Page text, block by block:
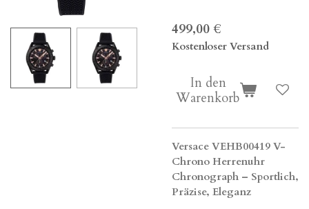
499,00 €
Kostenloser Versand
In den
Warenkorb
Versace VEHB00419 V-
Chrono Herrenuhr
Chronograph – Sportlich,
Präzise, Eleganz